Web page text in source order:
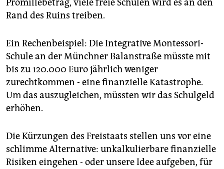
Promillebetrag, viele freie Schulen wird es an den
Rand des Ruins treiben.
Ein Rechenbeispiel: Die Integrative Montessori-
Schule an der Münchner Balanstraße müsste mit
bis zu 120.000 Euro jährlich weniger
zurechtkommen - eine finanzielle Katastrophe.
Um das auszugleichen, müssten wir das Schulgeld
erhöhen.
Die Kürzungen des Freistaats stellen uns vor eine
schlimme Alternative: unkalkulierbare finanzielle
Risiken eingehen - oder unsere Idee aufgeben, für